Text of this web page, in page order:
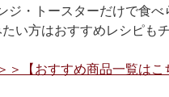
ジ・トースターだけで食
い方はおすすめレシピも
＞＞【おすすめ商品一覧はこ